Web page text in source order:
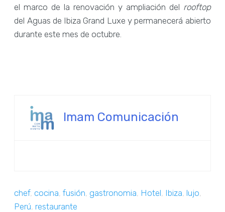
el marco de la renovación y ampliación del rooftop
del Aguas de Ibiza Grand Luxe y permanecerá abierto
durante este mes de octubre.
Imam Comunicación
chef,cocina,fusión, gastronomia, Hotel, Ibiza,lujo,
Perú,restaurante